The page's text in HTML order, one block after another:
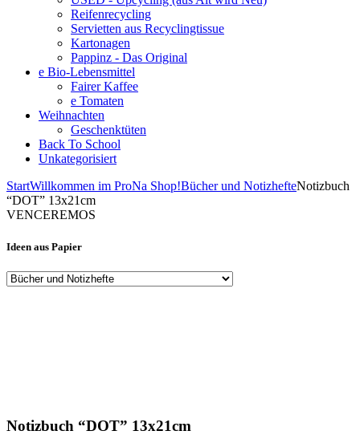
Reifenrecycling
Servietten aus Recyclingtissue
Kartonagen
Pappinz - Das Original
e Bio-Lebensmittel
Fairer Kaffee
e Tomaten
Weihnachten
Geschenktüten
Back To School
Unkategorisiert
StartWillkommen im ProNa Shop!Bücher und NotizhefteNotizbuch
“DOT” 13x21cm
VENCEREMOS
Ideen aus Papier
Notizbuch “DOT” 13x21cm